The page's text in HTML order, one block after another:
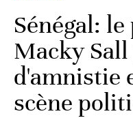
Sénégal:
Macky
d'amnistie
scène